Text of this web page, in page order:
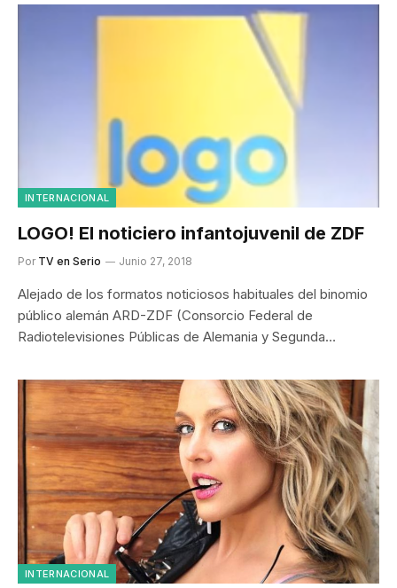
INTERNACIONAL
LOGO! El noticiero infantojuvenil de ZDF
Por TV en Serio Junio 27, 2018
Alejado de los formatos noticiosos habituales del binomio
público alemán ARD-ZDF (Consorcio Federal de
Radiotelevisiones Públicas de Alemania y Segunda…
INTERNACIONAL